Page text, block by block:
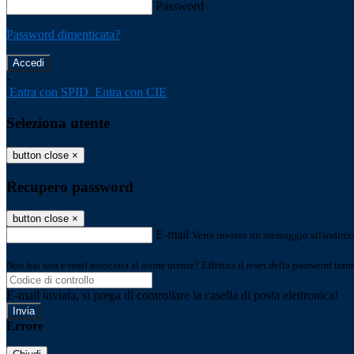
Password
Password dimenticata?
-
Entra con SPID Entra con CIE
Seleziona utente
button close ×
Recupero password
button close ×
E-mail Verrà inviato un messaggio
Non hai una e-mail associata al nome utente? Effettua il reset della password
E-mail inviata, si prega di controllare la casella di posta elettronica!
Errore